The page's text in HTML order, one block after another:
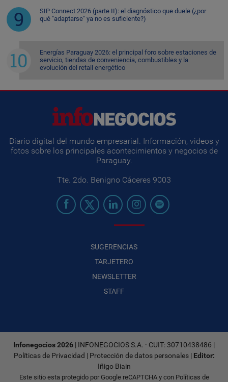
SIP Connect 2026 (parte II): el diagnóstico que duele (¿por
qué "adaptarse" ya no es suficiente?)
Energías Paraguay 2026: el principal foro sobre estaciones de
servicio, tiendas de conveniencia, combustibles y la
evolución del retail energético
Diario digital del mundo empresarial. Información, videos y
fotos sobre los principales acontecimientos y negocios de
Paraguay.
Tte. 2do. Benigno Cáceres 9003
SUGERENCIAS
TARJETERO
NEWSLETTER
STAFF
Infonegocios 2026 | INFONEGOCIOS S.A. · CUIT: 30710438486 |
Políticas de Privacidad | Protección de datos personales| Editor:
Iñigo Biain
Este sitio esta protegido por Google reCAPTCHA y con Políticas de